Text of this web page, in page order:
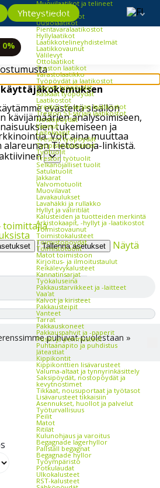
evästeitä sisällön
kävijämäärien analysoimiseen,
tukemiseen ja
Voit aina muuttaa
alareunan Tietosuoja-linkistä.
toimittajia
Tallenna asetukset
Näytä
Yhteystiedot
Muovilaatikot ja telineet
Eurolaatikot
Hyllylaatikostot
Uusiolaatikot
Pientavaralaatikostot
Hyllylaatikot
Laatikkotelineyhdistelmät
Laatikkovaunut
Välilevyt
Ottolaatikot
Treston laatikot
Varastolaatikko
Työpöydät ja laatikostot
Kevyet työpöydät
Raskaat työpöydät
Laatikostot
Treston 45-sarjan laatikostot
Treston 53-sarjan laatikostot
Nostopöydät
Vaunut
Laitekaapit
Treston työpöydät
Työpistevalaisimet
Työtuolit
Treston työtuolit
Selkänojalliset tuolit
Satulatuolit
Jakkarat
Valvomotuolit
Muovilavat
Lavakaulukset
Lavahäkki ja rullakko
Hyllyt ja väliritilät
Kalusteiden ja tuotteiden merkintä
Arkistokaapit, -hyllyt ja -laatikostot
Toimistovaunut
Toimistokalusteet
Toimistopöydät
Toimistotuolit
Matot toimistoon
Kirjoitus- ja ilmoitustaulut
Reikälevykalusteet
Kannatinsarjat
Työkaluseinä
Pakkaustarvikkeet ja -laitteet
Vaa'at
Kalvot ja kiristeet
Pakkausteipit
Vanteet
Tarrat
Pakkauskoneet
Pakkauspahvit ja -paperit
Pussit ja pehmusteet
Puhtaanapito ja puhdistus
Jäteastiat
Kippikontit
Kippikonttien lisävarusteet
Valuma-altaat ja tynnyrinkäsittely
Saksipöydät, nostopöydät ja
kevytnostimet
Tikkaat, nousuportaat ja työtasot
Lisävarusteet tikkaisiin
Asennukset, huollot ja palvelut
Työturvallisuus
Peilit
Matot
Ritilät
Kulunohjaus ja varoitus
Begagnade lagerhyllor
Pallställ begagnat
Begagnade hyllor
Työympäristö
Potkulaudat
Ulkokalusteet
RST-kalusteet
0%
puhuvat puolestaan »